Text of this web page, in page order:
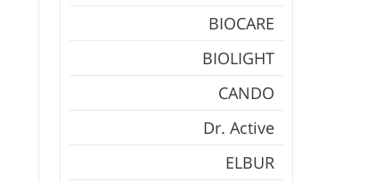
BIOCARE
BIOLIGHT
CANDO
Dr. Active
ELBUR